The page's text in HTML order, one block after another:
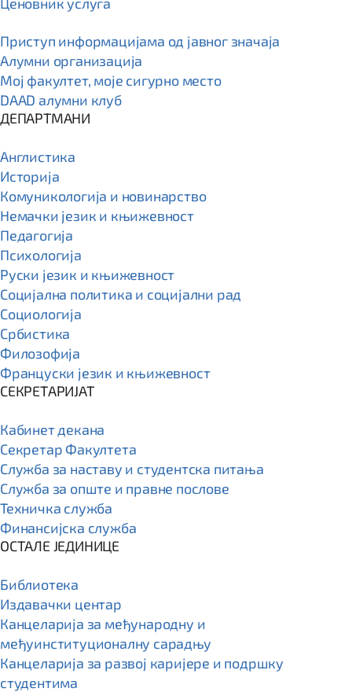
Приступ информацијама од јавног значаја
Алумни организација
Мој факултет, моје сигурно место
DAAD алумни клуб
ДЕПАРТМАНИ
Англистика
Историја
Комуникологија и новинарство
Немачки језик и књижевност
Педагогија
Психологија
Руски језик и књижевност
Социјална политика и социјални рад
Социологија
Србистика
Филозофија
Француски језик и књижевност
СЕКРЕТАРИЈАТ
Кабинет декана
Секретар Факултета
Служба за наставу и студентска питања
Служба за опште и правне послове
Техничка служба
Финансијска служба
ОСТАЛЕ ЈЕДИНИЦЕ
Библиотека
Издавачки центар
Канцеларија за међународну и
међуинституционалну сарадњу
Канцеларија за развој каријере и подршку
студентима